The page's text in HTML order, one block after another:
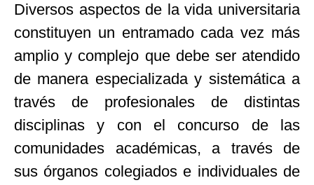
Diversos aspectos de la vida universitaria
constituyen un entramado cada vez más
amplio y complejo que debe ser atendido
de manera especializada y sistemática a
través de profesionales de distintas
disciplinas y con el concurso de las
comunidades académicas, a través de
sus órganos colegiados e individuales de